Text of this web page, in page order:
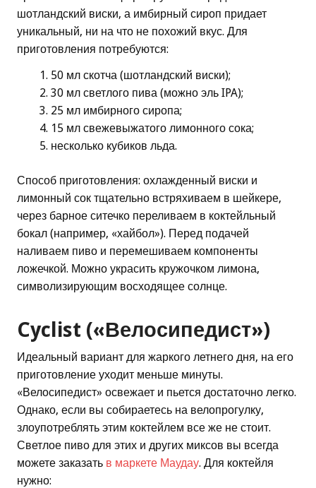
шотландский виски, а имбирный сироп придает
уникальный, ни на что не похожий вкус. Для
приготовления потребуются:
50 мл скотча (шотландский виски);
30 мл светлого пива (можно эль IPA);
25 мл имбирного сиропа;
15 мл свежевыжатого лимонного сока;
несколько кубиков льда.
Способ приготовления: охлажденный виски и
лимонный сок тщательно встряхиваем в шейкере,
через барное ситечко переливаем в коктейльный
бокал (например, «хайбол»). Перед подачей
наливаем пиво и перемешиваем компоненты
ложечкой. Можно украсить кружочком лимона,
символизирующим восходящее солнце.
Cyclist («Велосипедист»)
Идеальный вариант для жаркого летнего дня, на его
приготовление уходит меньше минуты.
«Велосипедист» освежает и пьется достаточно легко.
Однако, если вы собираетесь на велопрогулку,
злоупотреблять этим коктейлем все же не стоит.
Светлое пиво для этих и других миксов вы всегда
можете заказать в маркете Маудау. Для коктейля
нужно: